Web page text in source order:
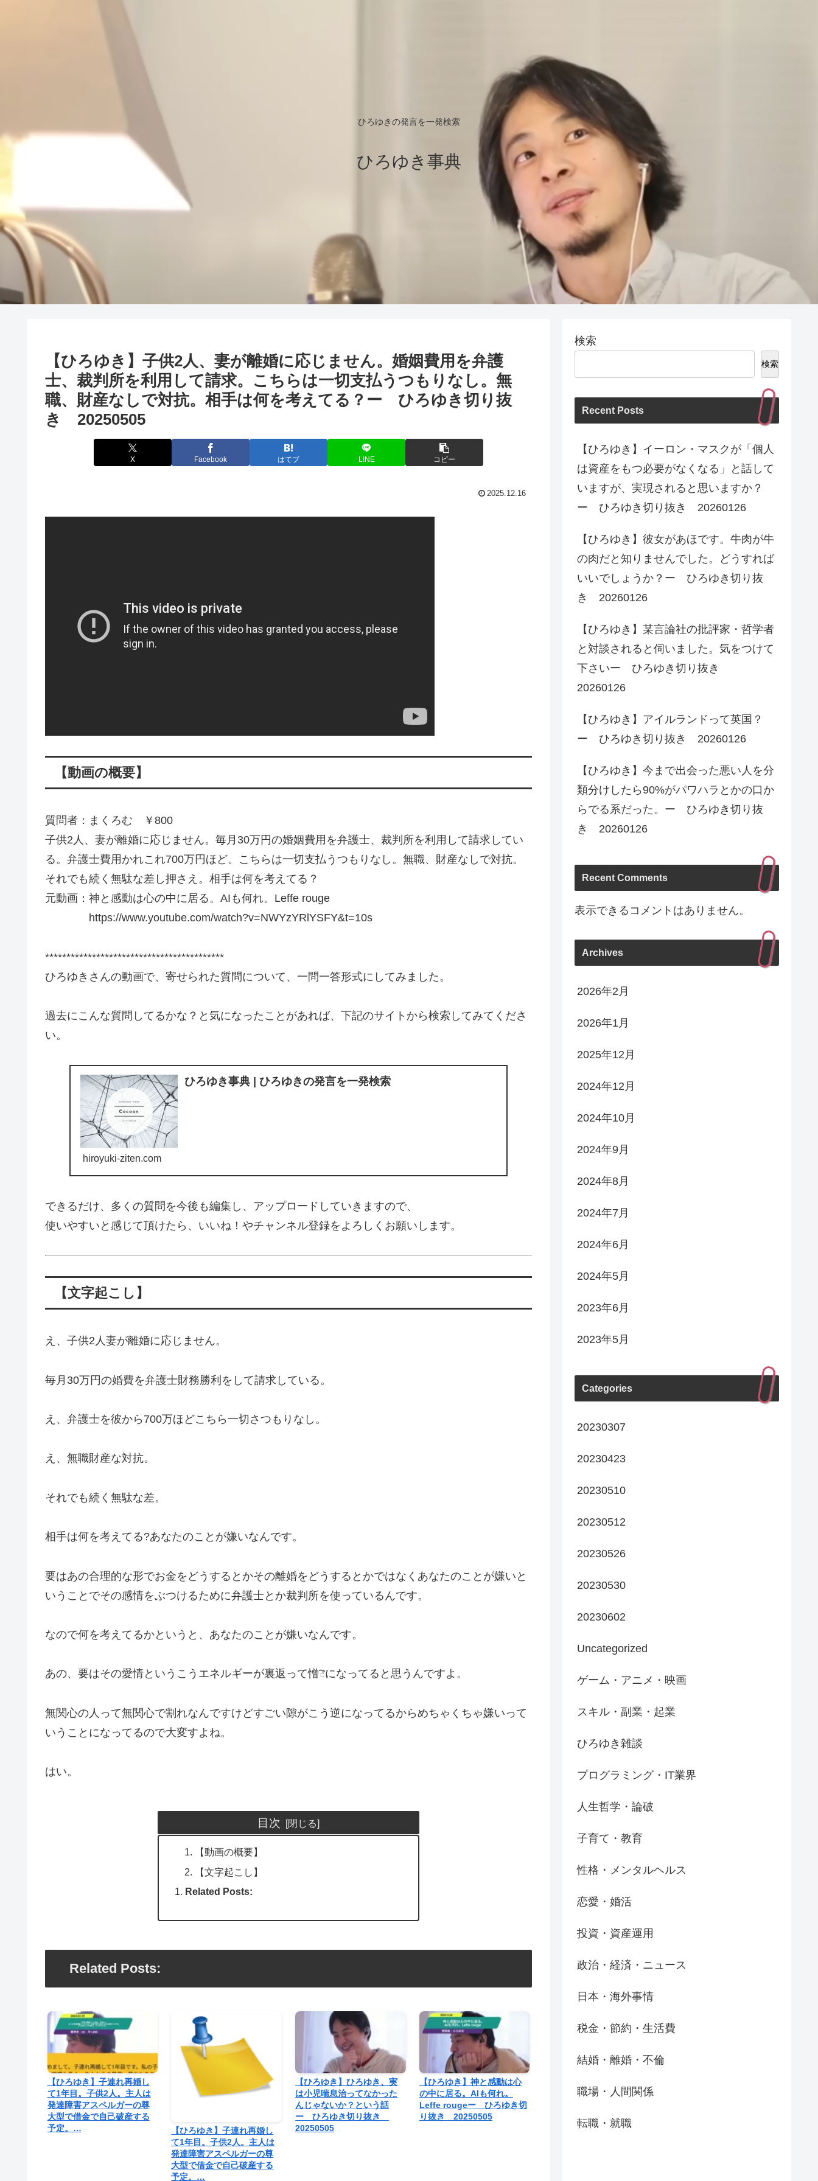
ひろゆきの発言を一発検索
ひろゆき事典
【ひろゆき】子供2人、妻が離婚に応じません。婚姻費用を弁護
士、裁判所を利用して請求。こちらは一切支払うつもりなし。無
職、財産なしで対抗。相手は何を考えてる？ー ひろゆき切り抜
き 20250505
X Facebook はてブ LINE コピー
2025.12.16
【動画の概要】
質問者：まくろむ ￥800
子供2人、妻が離婚に応じません。毎月30万円の婚姻費用を弁護士、裁判所を利用して請求してい
る。弁護士費用かれこれ700万円ほど。こちらは一切支払うつもりなし。無職、財産なしで対抗。
それでも続く無駄な差し押さえ。相手は何を考えてる？
元動画：神と感動は心の中に居る。AIも何れ。Leffe rouge
https://www.youtube.com/watch?v=NWYzYRlYSFY&t=10s
******************************************
ひろゆきさんの動画で、寄せられた質問について、一問一答形式にしてみました。
過去にこんな質問してるかな？と気になったことがあれば、下記のサイトから検索してみてくださ
い。
ひろゆき事典 | ひろゆきの発言を一発検索
hiroyuki-ziten.com
できるだけ、多くの質問を今後も編集し、アップロードしていきますので、
使いやすいと感じて頂けたら、いいね！やチャンネル登録をよろしくお願いします。
【文字起こし】
え、子供2人妻が離婚に応じません。
毎月30万円の婚費を弁護士財務勝利をして請求している。
え、弁護士を彼から700万ほどこちら一切さつもりなし。
え、無職財産な対抗。
それでも続く無駄な差。
相手は何を考えてる?あなたのことが嫌いなんです。
要はあの合理的な形でお金をどうするとかその離婚をどうするとかではなくあなたのことが嫌いと
いうことでその感情をぶつけるために弁護士とか裁判所を使っているんです。
なので何を考えてるかというと、あなたのことが嫌いなんです。
あの、要はその愛情というこうエネルギーが裏返って憎ెになってると思うんですよ。
無関心の人って無関心で割れなんですけどすごい隙がこう逆になってるからめちゃくちゃ嫌いって
いうことになってるので大変すよね。
はい。
目次
【動画の概要】
【文字起こし】
Related Posts:
Related Posts:
【ひろゆき】子連れ再婚し
て1年目。子供2人。主人は
発達障害アスペルガーの尊
大型で借金で自己破産する
予定。…
【ひろゆき】子連れ再婚し
て1年目。子供2人。主人は
発達障害アスペルガーの尊
大型で借金で自己破産する
予定。…
【ひろゆき】ひろゆき、実
は小児喘息治ってなかった
んじゃないか？という話
ー ひろゆき切り抜き
20250505
【ひろゆき】神と感動は心
の中に居る。AIも何れ。
Leffe rougeー ひろゆき切
り抜き 20250505
検索
検索
Recent Posts
【ひろゆき】イーロン・マスクが「個人
は資産をもつ必要がなくなる」と話して
いますが、実現されると思いますか？
ー ひろゆき切り抜き 20260126
【ひろゆき】彼女があほです。牛肉が牛
の肉だと知りませんでした。どうすれば
いいでしょうか？ー ひろゆき切り抜
き 20260126
【ひろゆき】某言論社の批評家・哲学者
と対談されると伺いました。気をつけて
下さいー ひろゆき切り抜き
20260126
【ひろゆき】アイルランドって英国？
ー ひろゆき切り抜き 20260126
【ひろゆき】今まで出会った悪い人を分
類分けしたら90%がパワハラとかの口か
らでる系だった。ー ひろゆき切り抜
き 20260126
Recent Comments
表示できるコメントはありません。
Archives
2026年2月
2026年1月
2025年12月
2024年12月
2024年10月
2024年9月
2024年8月
2024年7月
2024年6月
2024年5月
2023年6月
2023年5月
Categories
20230307
20230423
20230510
20230512
20230526
20230530
20230602
Uncategorized
ゲーム・アニメ・映画
スキル・副業・起業
ひろゆき雑談
プログラミング・IT業界
人生哲学・論破
子育て・教育
性格・メンタルヘルス
恋愛・婚活
投資・資産運用
政治・経済・ニュース
日本・海外事情
税金・節約・生活費
結婚・離婚・不倫
職場・人間関係
転職・就職